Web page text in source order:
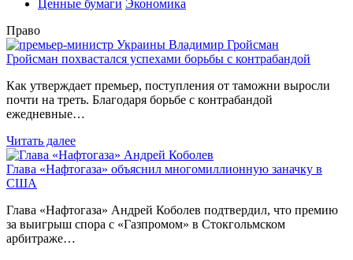
Ценные бумаги Экономика
Право
Гройсман похвастался успехами борьбы с контрабандой
Как утверждает премьер, поступления от таможни выросли
почти на треть. Благодаря борьбе с контрабандой
ежедневные…
Читать далее
Глава «Нафтогаза» объяснил многомиллионную заначку в
США
Глава «Нафтогаза» Андрей Коболев подтвердил, что премию
за выигрыш спора с «Газпромом» в Стокгольмском
арбитраже…